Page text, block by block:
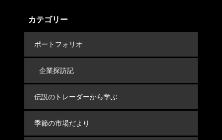
カテゴリー
ポートフォリオ
企業探訪記
伝説のトレーダーから学ぶ
季節の市場だより